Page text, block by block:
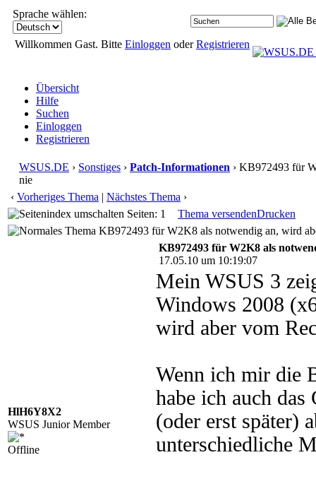
Sprache wählen:
Willkommen Gast. Bitte Einloggen oderRegistrieren
Übersicht
Hilfe
Suchen
Einloggen
Registrieren
WSUS.DE › Sonstiges › Patch-Informationen › KB972493 für
nie
‹ Vorheriges Thema | Nächstes Thema ›
Seiten: 1
Thema versendenDrucken
KB972493 für W2K8 als notwendig an, wird
HlH6Y8X2
WSUS Junior Member
Offline
KB972493 für W2K8 als
17.05.10 um 10:19:07
Mein WSUS 3
Windows 2008
wird aber vom
Wenn ich mir die
habe ich auch
(oder erst später)
unterschiedliche